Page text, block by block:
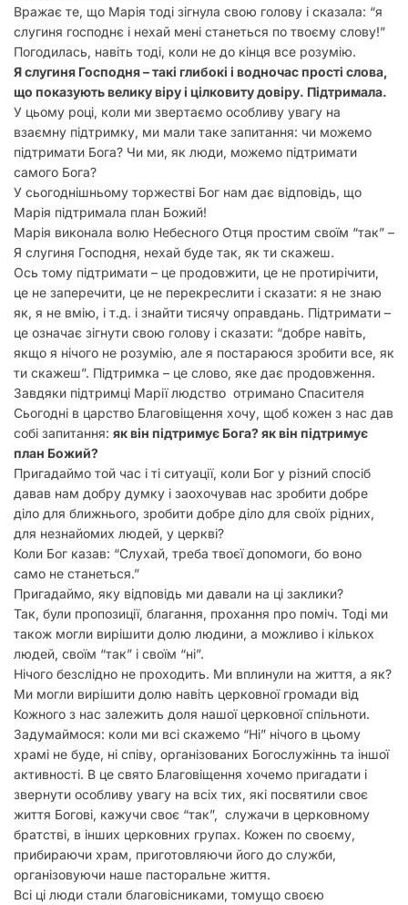
Вражає те, що Марія тоді зігнула свою голову і сказала: “я
слугиня господнє і нехай мені станеться по твоєму слову!”
Погодилась, навіть тоді, коли не до кінця все розумію.
Я слугиня Господня – такі глибокі і водночас прості слова,
що показують велику віру і цілковиту довіру. Підтримала.
У цьому році, коли ми звертаємо особливу увагу на
взаємну підтримку, ми мали таке запитання: чи можемо
підтримати Бога? Чи ми, як люди, можемо підтримати
самого Бога?
У сьогоднішньому торжестві Бог нам дає відповідь, що
Марія підтримала план Божий!
Марія виконала волю Небесного Отця простим своїм “так” –
Я слугиня Господня, нехай буде так, як ти скажеш.
Ось тому підтримати – це продовжити, це не протирічити,
це не заперечити, це не перекреслити і сказати: я не знаю
як, я не вмію, і т.д. і знайти тисячу оправдань. Підтримати –
це означає зігнути свою голову і сказати: “добре навіть,
якщо я нічого не розумію, але я постараюся зробити все, як
ти скажеш”. Підтримка – це слово, яке дає продовження.
Завдяки підтримці Марії людство отримано Спасителя
Сьогодні в царство Благовіщення хочу, щоб кожен з нас дав
собі запитання: як він підтримує Бога? як він підтримує
план Божий?
Пригадаймо той час і ті ситуації, коли Бог у різний спосіб
давав нам добру думку і заохочував нас зробити добре
діло для ближнього, зробити добре діло для своїх рідних,
для незнайомих людей, у церкві?
Коли Бог казав: “Слухай, треба твоєї допомоги, бо воно
само не станеться.”
Пригадаймо, яку відповідь ми давали на ці заклики?
Так, були пропозиції, благання, прохання про поміч. Тоді ми
також могли вирішити долю людини, а можливо і кількох
людей, своїм “так” і своїм “ні”.
Нічого безслідно не проходить. Ми вплинули на життя, а як?
Ми могли вирішити долю навіть церковної громади від
Кожного з нас залежить доля нашої церковної спільноти.
Задумаймося: коли ми всі скажемо “Ні” нічого в цьому
храмі не буде, ні співу, організованих Богослужіннь та іншої
активності. В це свято Благовіщення хочемо пригадати і
звернути особливу увагу на всіх тих, які посвятили своє
життя Богові, кажучи своє “так”, служачи в церковному
братстві, в інших церковних групах. Кожен по своєму,
прибираючи храм, приготовляючи його до служби,
організовуючи наше пасторальне життя.
Всі ці люди стали благовісниками, томущо своєю